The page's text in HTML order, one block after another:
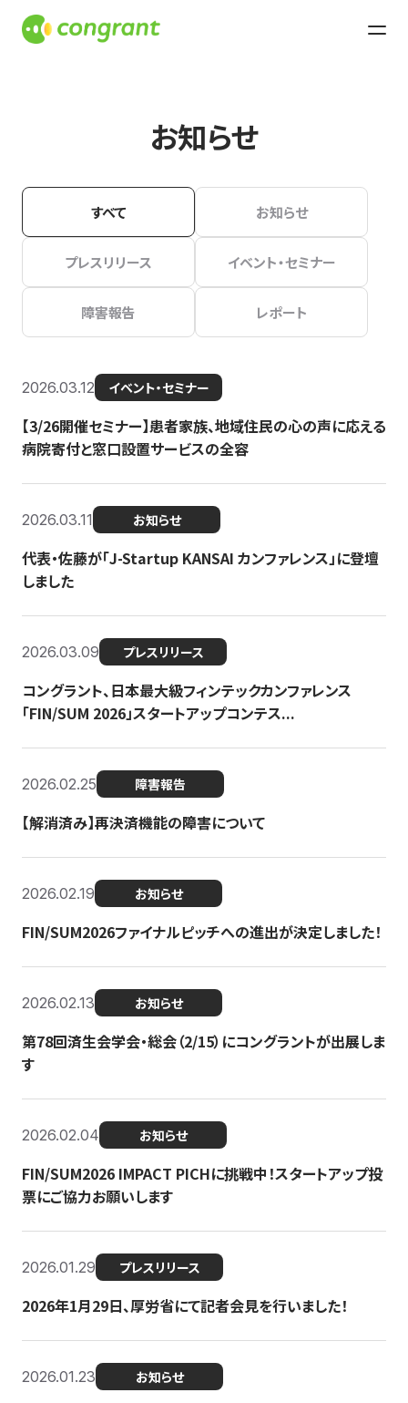
お知らせ
すべて お知らせ
プレスリリース イベント・セミナー
障害報告 レポート
2026.03.12 イベント・セミナー
【3/26開催セミナー】患者家族、地域住民の心の声に応える
病院寄付と窓口設置サービスの全容
2026.03.11 お知らせ
代表・佐藤が「J-Startup KANSAI カンファレンス」に登壇
しました
2026.03.09 プレスリリース
コングラント、日本最大級フィンテックカンファレンス
「FIN/SUM 2026」スタートアップコンテス...
2026.02.25 障害報告
【解消済み】再決済機能の障害について
2026.02.19 お知らせ
FIN/SUM2026ファイナルピッチへの進出が決定しました！
2026.02.13 お知らせ
第78回済生会学会・総会（2/15）にコングラントが出展しま
す
2026.02.04 お知らせ
FIN/SUM2026 IMPACT PICHに挑戦中！スタートアップ投
票にご協力お願いします
2026.01.29 プレスリリース
2026年1月29日、厚労省にて記者会見を行いました！
2026.01.23 お知らせ